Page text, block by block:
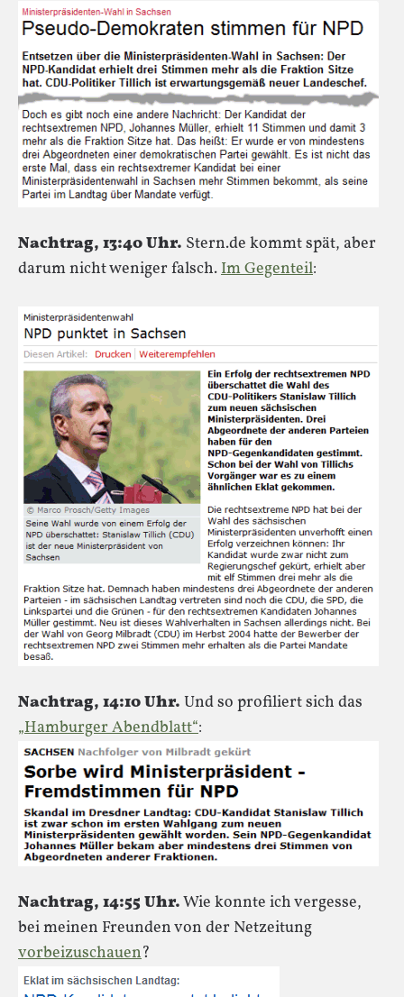
Nachtrag, 13:40 Uhr. Stern.de kommt spät, aber
darum nicht weniger falsch.Im Gegenteil:
Nachtrag, 14:10 Uhr. Und so profiliert sich das
„Hamburger Abendblatt“:
Nachtrag, 14:55 Uhr.Wie konnte ich vergesse,
bei meinen Freunden von der Netzeitung
vorbeizuschauen?